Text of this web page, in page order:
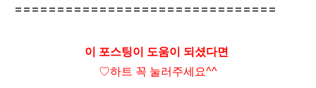
===============================
이 포스팅이 도움이 되셨다면
♡하트 꼭 눌러주세요^^